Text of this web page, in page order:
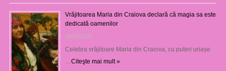
Vrăjitoarea Maria din Craiova declară că magia sa este
dedicată oamenilor
09/08/2026
Celebra vrăjitoare Maria din Craiova, cu puteri uriașe
Citeşte mai mult »